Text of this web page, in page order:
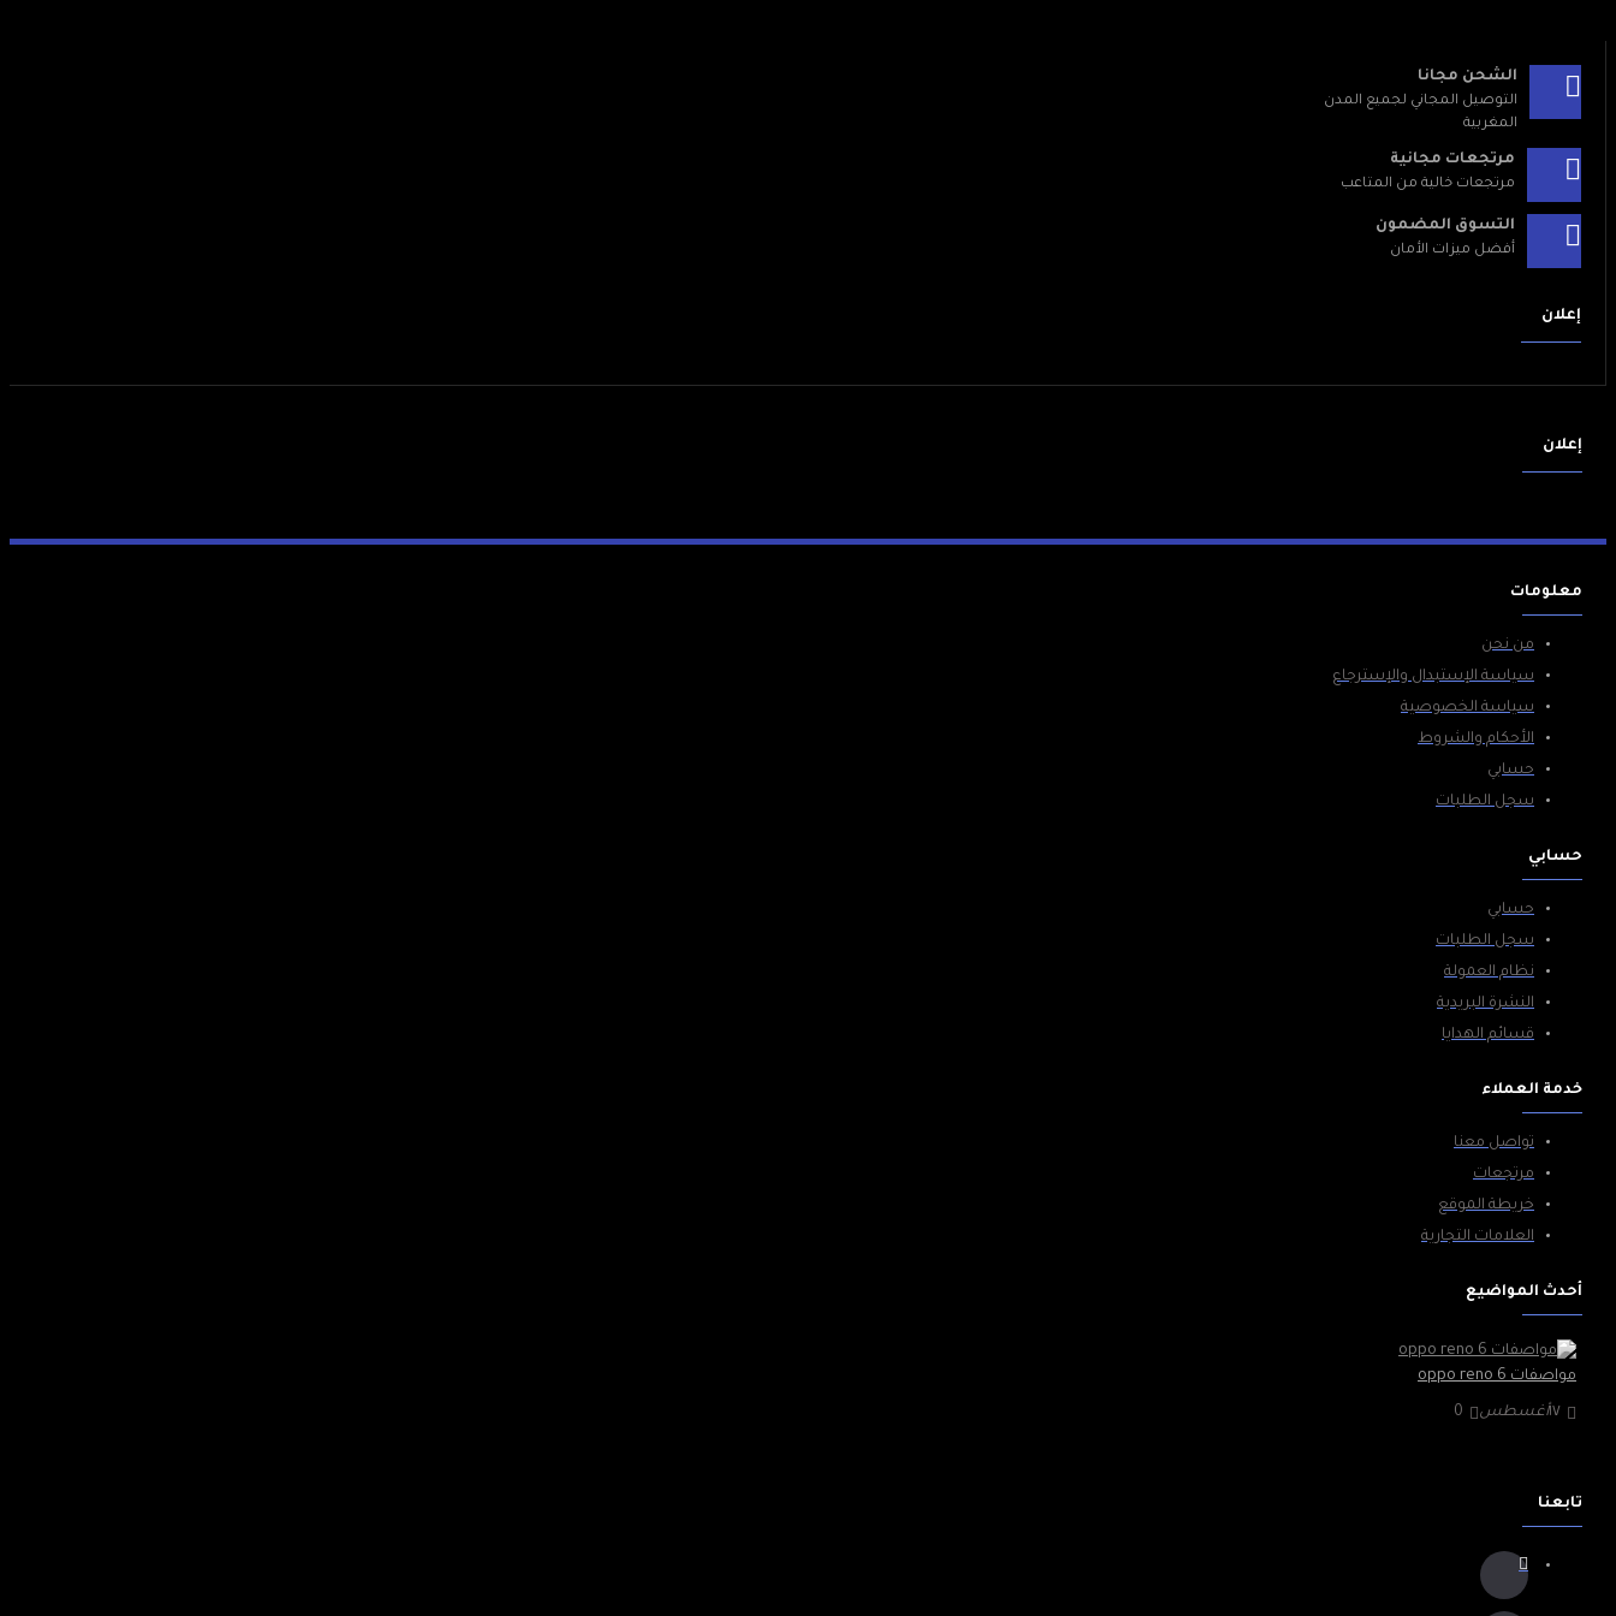
الشحن مجانا
التوصيل المجاني لجميع المدن
المغربية
مرتجعات مجانية
مرتجعات خالية من المتاعب
التسوق المضمون
أفضل ميزات الأمان
إعلان
إعلان
معلومات
من نحن
سياسة الإستبدال والإسترجاع
سياسة الخصوصية
الأحكام والشروط
حسابي
سجل الطلبات
حسابي
حسابي
سجل الطلبات
نظام العمولة
النشرة البريدية
قسائم الهدايا
خدمة العملاء
تواصل معنا
مرتجعات
خريطة الموقع
العلامات التجارية
أحدث المواضيع
مواصفات oppo reno 6
١٧أغسطس 0
تابعنا